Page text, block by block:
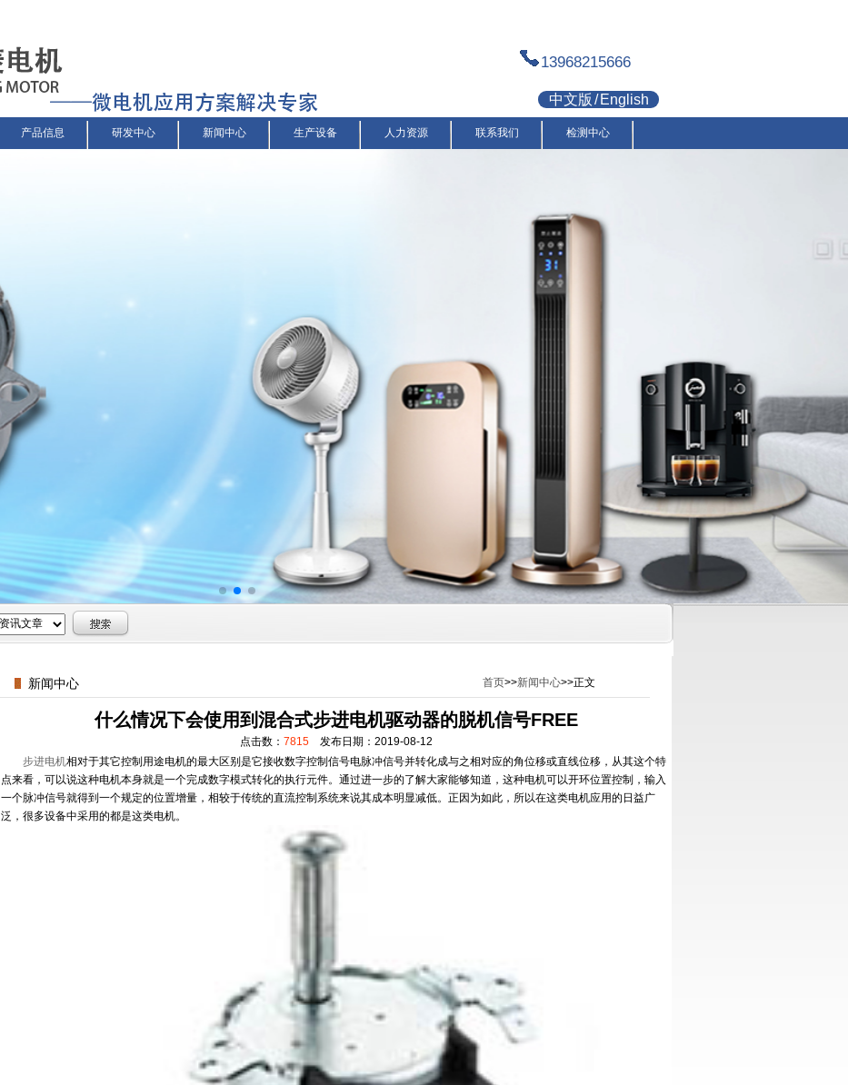
13968215666
中文版 / English
产品信息 研发中心 新闻中心 生产设备 人力资源 联系我们 检测中心
新闻中心 首页>>新闻中心>>正文
什么情况下会使用到混合式步进电机驱动器的脱机信号FREE
点击数： 7815 发布日期：2019-08-12
步进电机相对于其它控制用途电机的最大区别是它接收数字控制信号电脉冲信号并转化成与之相对应的角位移或直线位移，从其这个特
点来看，可以说这种电机本身就是一个完成数字模式转化的执行元件。通过进一步的了解大家能够知道，这种电机可以开环位置控制，输入
一个脉冲信号就得到一个规定的位置增量，相较于传统的直流控制系统来说其成本明显减低。正因为如此，所以在这类电机应用的日益广
泛，很多设备中采用的都是这类电机。